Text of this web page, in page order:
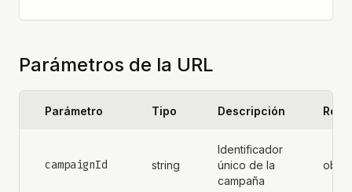
Parámetros de la URL
Parámetro Tipo Descripción
campaignId string
Identificador
único de la
campaña